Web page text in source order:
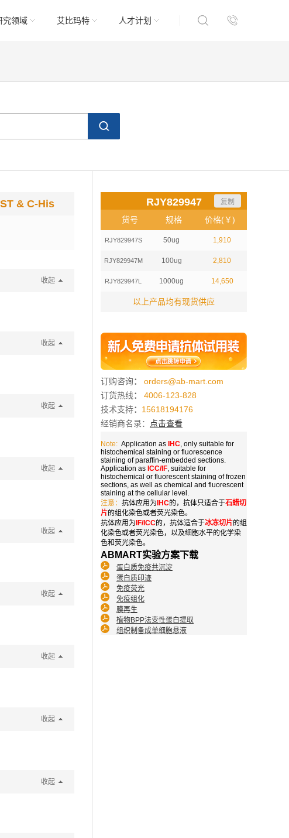
究领域 艾比玛特 人才计划
RJY829947 复制
货号 规格 价格(￥)
RJY829947S 50ug 1,910
RJY829947M 100ug 2,810
RJY829947L 1000ug 14,650
以上产品均有现货供应
订购咨询：
orders@ab-mart.com
订货热线：
4006-123-828
技术支持： 15618194176
经销商名录：
点击查看
Note: Application as IHC, only suitable for
histochemical staining or fluorescence
staining of paraffin-embedded sections.
Application as ICC/IF, suitable for
histochemical or fluorescent staining of frozen
sections, as well as chemical and fluorescent
staining at the cellular level.
注意： 抗体应用为 IHC的，抗体只适合于石蜡切
片的组化染色或者荧光染色。
抗体应用为 IF/ICC的，抗体适合于冰冻切片的组
化染色或者荧光染色，以及细胞水平的化学染
色和荧光染色。
ABMART实验方案下载
蛋白质免疫共沉淀
蛋白质印迹
免疫荧光
免疫组化
膜再生
植物BPP法变性蛋白提取
组织制备成单细胞悬液
& C-His
收起
收起
收起
收起
收起
收起
收起
收起
收起